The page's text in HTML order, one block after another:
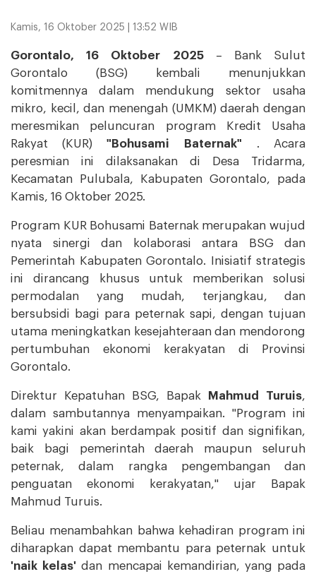
Kamis, 16 Oktober 2025 | 13:52 WIB
Gorontalo, 16 Oktober 2025– Bank Sulut
Gorontalo (BSG) kembali menunjukkan
komitmennya dalam mendukung sektor usaha
mikro, kecil, dan menengah (UMKM) daerah dengan
meresmikan peluncuran program Kredit Usaha
Rakyat (KUR)"Bohusami Baternak" . Acara
peresmian ini dilaksanakan di Desa Tridarma,
Kecamatan Pulubala, Kabupaten Gorontalo, pada
Kamis, 16 Oktober 2025.
Program KUR Bohusami Baternak merupakan wujud
nyata sinergi dan kolaborasi antara BSG dan
Pemerintah Kabupaten Gorontalo. Inisiatif strategis
ini dirancang khusus untuk memberikan solusi
permodalan yang mudah, terjangkau, dan
bersubsidi bagi para peternak sapi, dengan tujuan
utama meningkatkan kesejahteraan dan mendorong
pertumbuhan ekonomi kerakyatan di Provinsi
Gorontalo.
Direktur Kepatuhan BSG, Bapak Mahmud Turuis,
dalam sambutannya menyampaikan. "Program ini
kami yakini akan berdampak positif dan signifikan,
baik bagi pemerintah daerah maupun seluruh
peternak, dalam rangka pengembangan dan
penguatan ekonomi kerakyatan," ujar Bapak
Mahmud Turuis.
Beliau menambahkan bahwa kehadiran program ini
diharapkan dapat membantu para peternak untuk
'naik kelas' dan mencapai kemandirian, yang pada